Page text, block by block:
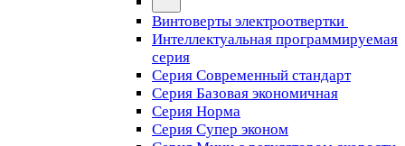
Винтоверты электроотвертки
Интеллектуальная программируемая
серия
Серия Современный стандарт
Серия Базовая экономичная
Серия Норма
Серия Cупер эконом